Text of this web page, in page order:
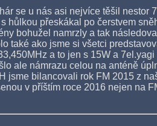
se u nás asi nejvíce těšil nestor
hůlkou přeskákal po čerstvem
bohužel namrzly a tak
také ako jsme si všetci
a to jen s 15W a
ale námrazu celou na anténě
jsme bilancovali rok FM 2015 z
v příštím roce 2016 nejen na